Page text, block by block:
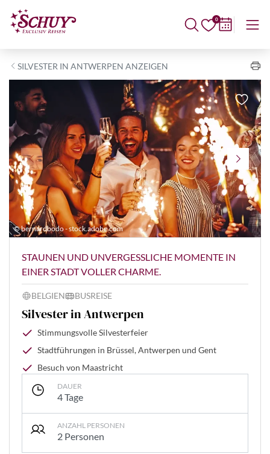
0
SILVESTER IN ANTWERPEN ANZEIGEN
© bernardbodo - stock.adobe.com
STAUNEN UND UNVERGESSLICHE MOMENTE IN
EINER STADT VOLLER CHARME.
BELGIEN BUSREISE
Silvester in Antwerpen
Stimmungsvolle Silvesterfeier
Stadtführungen in Brüssel, Antwerpen und Gent
Besuch von Maastricht
DAUER
4 Tage
ANZAHL PERSONEN
2 Personen